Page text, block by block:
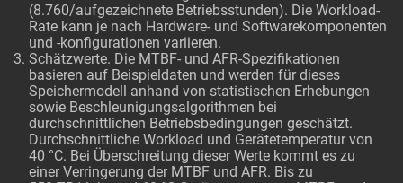
(8.760/aufgezeichnete Betriebsstunden). Die Workload-
Rate kann je nach Hardware- und Softwarekomponenten
und -konfigurationen variieren.
Schätzwerte. Die MTBF- und AFR-Spezifikationen
basieren auf Beispieldaten und werden für dieses
Speichermodell anhand von statistischen Erhebungen
sowie Beschleunigungsalgorithmen bei
durchschnittlichen Betriebsbedingungen geschätzt.
Durchschnittliche Workload und Gerätetemperatur von
40 °C. Bei Überschreitung dieser Werte kommt es zu
einer Verringerung der MTBF und AFR. Bis zu